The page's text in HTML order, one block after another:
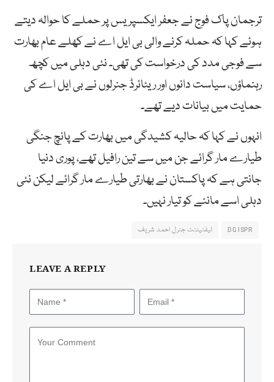
ترجمان پاک فوج نے جعفر ایکسپریس پر حملے کا حوالہ دیتے
ہوئے کہا کہ حملہ کرنے والی بی ایل اے نے کھلے عام بھارت
سے فوجی مدد کی درخواست کی تھی۔ نئی دہلی میں کچھ
رہنماؤں، سیاست دانوں اور ریٹائرڈ جنرلوں نے بی ایل اے کی
حمایت میں بیانات دیے تھے۔
انہوں نے کہا کہ حالیہ کشیدگی میں بھارت کے پانچ جنگی
طیارے مار گرائے جن میں سے تین رافیل تھے، پوری دنیا
جانتی ہے کہ پاکستان نے بھارتی طیارے مار گرائے لیکن نئی
دہلی اسے ماننے کو تیار نہیں۔
DG ISPR لیفٹیننٹ جنرل احمد شریف
LEAVE A REPLY